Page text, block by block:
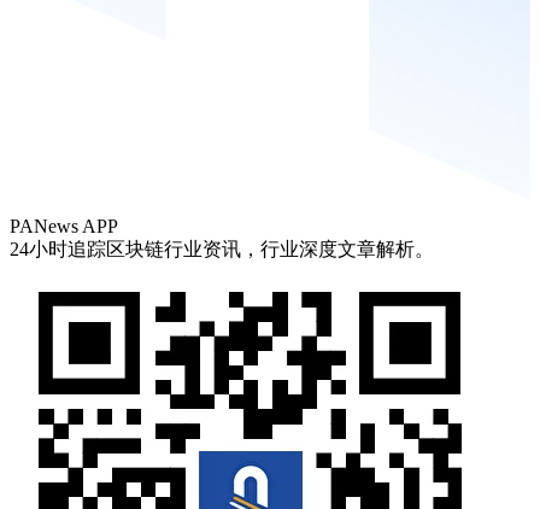
PANews APP
24小时追踪区块链行业资讯，行业深度文章解析。